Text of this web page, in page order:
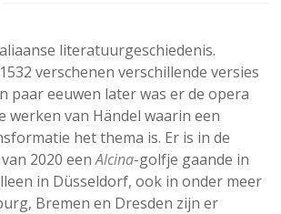
literatuurgeschiedenis.
verschenen verschillende versies
paar eeuwen later was er de opera
werken van Händel waarin een
het thema is. Er is in de
2020 eenAlcina-golfje gaande in
in Düsseldorf, ook in onder meer
Bremen en Dresden zijn er